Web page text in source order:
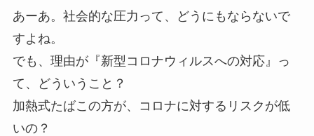
あーあ。社会的な圧力って、どうにもならないで
すよね。
でも、理由が『新型コロナウィルスへの対応』
っ
て、どういうこと？
加熱式たばこの方が、コロナに対するリスクが低
いの？